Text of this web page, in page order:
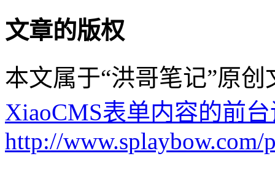
文章的版权
本文属于“洪哥笔记”原
XiaoCMS表单内容的前
http://